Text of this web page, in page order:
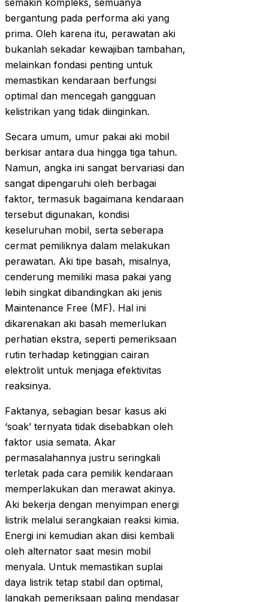
semakin kompleks, semuanya
bergantung pada performa aki yang
prima. Oleh karena itu, perawatan aki
bukanlah sekadar kewajiban tambahan,
melainkan fondasi penting untuk
memastikan kendaraan berfungsi
optimal dan mencegah gangguan
kelistrikan yang tidak diinginkan.
Secara umum, umur pakai aki mobil
berkisar antara dua hingga tiga tahun.
Namun, angka ini sangat bervariasi dan
sangat dipengaruhi oleh berbagai
faktor, termasuk bagaimana kendaraan
tersebut digunakan, kondisi
keseluruhan mobil, serta seberapa
cermat pemiliknya dalam melakukan
perawatan. Aki tipe basah, misalnya,
cenderung memiliki masa pakai yang
lebih singkat dibandingkan aki jenis
Maintenance Free (MF). Hal ini
dikarenakan aki basah memerlukan
perhatian ekstra, seperti pemeriksaan
rutin terhadap ketinggian cairan
elektrolit untuk menjaga efektivitas
reaksinya.
Faktanya, sebagian besar kasus aki
‘soak’ ternyata tidak disebabkan oleh
faktor usia semata. Akar
permasalahannya justru seringkali
terletak pada cara pemilik kendaraan
memperlakukan dan merawat akinya.
Aki bekerja dengan menyimpan energi
listrik melalui serangkaian reaksi kimia.
Energi ini kemudian akan diisi kembali
oleh alternator saat mesin mobil
menyala. Untuk memastikan suplai
daya listrik tetap stabil dan optimal,
langkah pemeriksaan paling mendasar